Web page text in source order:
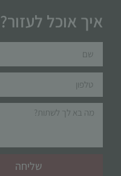
איך אוכל לעזור?
שליחה